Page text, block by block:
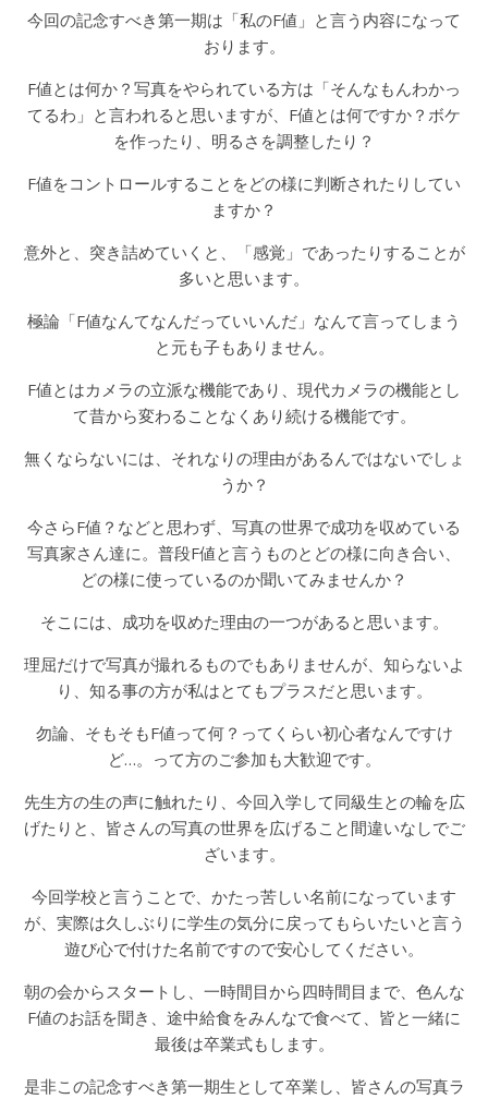
今回の記念すべき第一期は「私のF値」と言う内容になって
おります。
F値とは何か？写真をやられている方は「そんなもんわかっ
てるわ」と言われると思いますが、F値とは何ですか？ボケ
を作ったり、明るさを調整したり？
F値をコントロールすることをどの様に判断されたりしてい
ますか？
意外と、突き詰めていくと、「感覚」であったりすることが
多いと思います。
極論「F値なんてなんだっていいんだ」なんて言ってしまう
と元も子もありません。
F値とはカメラの立派な機能であり、現代カメラの機能とし
て昔から変わることなくあり続ける機能です。
無くならないには、それなりの理由があるんではないでしょ
うか？
今さらF値？などと思わず、写真の世界で成功を収めている
写真家さん達に。普段F値と言うものとどの様に向き合い、
どの様に使っているのか聞いてみませんか？
そこには、成功を収めた理由の一つがあると思います。
理屈だけで写真が撮れるものでもありませんが、知らないよ
り、知る事の方が私はとてもプラスだと思います。
勿論、そもそもF値って何？ってくらい初心者なんですけ
ど…。って方のご参加も大歓迎です。
先生方の生の声に触れたり、今回入学して同級生との輪を広
げたりと、皆さんの写真の世界を広げること間違いなしでご
ざいます。
今回学校と言うことで、かたっ苦しい名前になっています
が、実際は久しぶりに学生の気分に戻ってもらいたいと言う
遊び心で付けた名前ですので安心してください。
朝の会からスタートし、一時間目から四時間目まで、色んな
F値のお話を聞き、途中給食をみんなで食べて、皆と一緒に
最後は卒業式もします。
是非この記念すべき第一期生として卒業し、皆さんの写真ラ